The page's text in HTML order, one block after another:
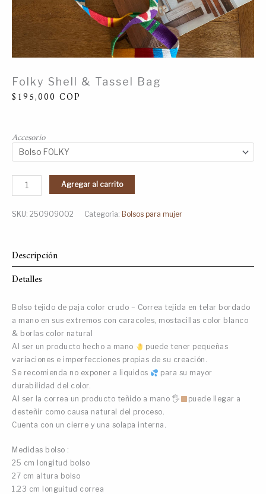
Folky Shell & Tassel Bag
$195,000 COP
Accesorio
Agregar al carrito
SKU: 250909002 Categoría: Bolsos para mujer
Descripción
Detalles
Bolso tejido de paja color crudo – Correa tejida en telar bordado
a mano en sus extremos con caracoles, mostacillas color blanco
& borlas color natural
Al ser un producto hecho a mano
puede tener pequeñas
variaciones e imperfecciones propias de su creación.
Se recomienda no exponer a liquidos
para su mayor
durabilidad del color.
Al ser la correa un producto teñido a mano 🖐
puede llegar a
desteñir como causa natural del proceso.
Cuenta con un cierre y una solapa interna.
Medidas bolso :
25 cm longitud bolso
27 cm altura bolso
1.23 cm longuitud correa